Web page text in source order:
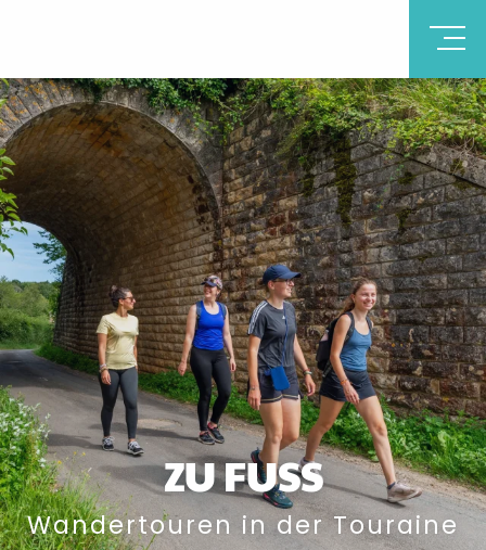
ZU FUSS
Wandertouren in der Touraine